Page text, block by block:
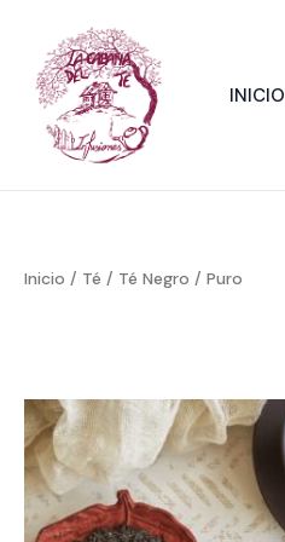
contenido
INICIO
Inicio / Té / Té Negro / Puro
Rango
de
precios:
desde
1,95 €
hasta
39,00 €